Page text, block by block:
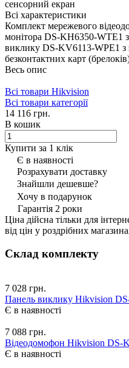
сенсорний екран
Всі характеристики
Комплект мережевого
монітора DS-KH6350-WTE1
виклику DS-KV6113-WPE1 з
безконтактних карт
Весь опис
Всі товари Hikvision
Всі товари категорії
14 116 грн.
В кошик
Купити за 1 клiк
Є в наявності
Розрахувати доставку
Знайшли дешевше?
Хочу в подарунок
Гарантія 2 роки
Ціна дійсна тільки для
від цін у роздрібних
Склад комплекту
7 028 грн.
Панель виклику Hikvision
Є в наявності
7 088 грн.
Відеодомофон Hikvision DS-
Є в наявності